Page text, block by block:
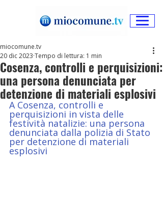
Cosenza, controlli e perquisizioni:
una persona denunciata per
detenzione di materiali esplosivi
miocomune.tv
20 dic 2023 Tempo di lettura: 1 min
A Cosenza, controlli e
perquisizioni in vista delle
festività natalizie: una persona
denunciata dalla polizia di Stato
per detenzione di materiali
esplosivi